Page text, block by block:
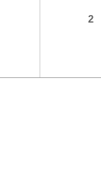
2